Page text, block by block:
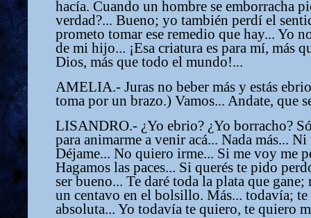
hacía. Cuando un hombre se emborracha
verdad?... Bueno; yo también perdí el
prometo tomar ese remedio que hay... Yo
de mi hijo... ¡Esa criatura es para mí, más
Dios, más que todo el mundo!...
AMELIA.- Juras no beber más y estás
toma por un brazo.) Vamos... Andate, que
LISANDRO.- ¿Yo ebrio? ¿Yo borracho?
para animarme a venir acá... Nada más...
Déjame... No quiero irme... Si me voy me
Hagamos las paces... Si querés te pido
ser bueno... Te daré toda la plata que
un centavo en el bolsillo. Más... todavía; te
absoluta... Yo todavía te quiero, te quiero